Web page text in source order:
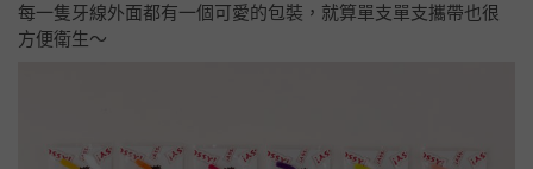
每一隻牙線外面都有一個可愛的包裝，就算單支單支攜帶也很
方便衛生～